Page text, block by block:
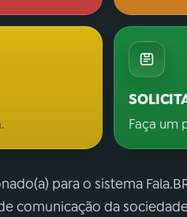
Faça um
para o sistema
comunicação da